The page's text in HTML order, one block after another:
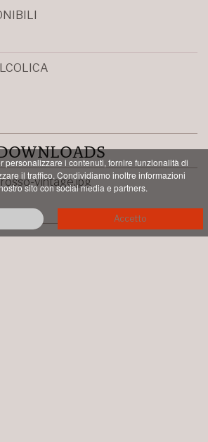
vintage.jpg
STAMPABILE
personalizzare i contenuti, fornire funzionalità di
il traffico. Condividiamo inoltre informazioni
sito con social media e partners.
Accetto